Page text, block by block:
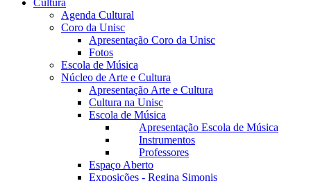
Cultura
Agenda Cultural
Coro da Unisc
Apresentação Coro da Unisc
Fotos
Escola de Música
Núcleo de Arte e Cultura
Apresentação Arte e Cultura
Cultura na Unisc
Escola de Música
Apresentação Escola de Música
Instrumentos
Professores
Espaço Aberto
Exposições - Regina Simonis